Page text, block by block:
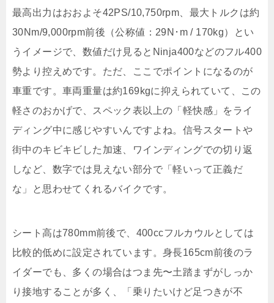
最高出力はおおよそ42PS/10,750rpm、最大トルクは約
30Nm/9,000rpm前後（公称値：29N･m / 170kg）とい
うイメージで、数値だけ見るとNinja400などのフル400
勢より控えめです。ただ、ここでポイントになるのが
車重です。車両重量は約169kgに抑えられていて、この
軽さのおかげで、スペック表以上の「軽快感」をライ
ディング中に感じやすいんですよね。信号スタートや
街中のキビキビした加速、ワインディングでの切り返
しなど、数字では見えない部分で「軽いって正義だ
な」と思わせてくれるバイクです。
シート高は780mm前後で、400ccフルカウルとしては
比較的低めに設定されています。身長165cm前後のラ
イダーでも、多くの場合はつま先〜土踏まずがしっか
り接地することが多く、「乗りたいけど足つきが不